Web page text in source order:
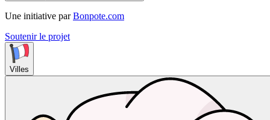
Une initiative par Bonpote.com
Soutenir le projet
Villes